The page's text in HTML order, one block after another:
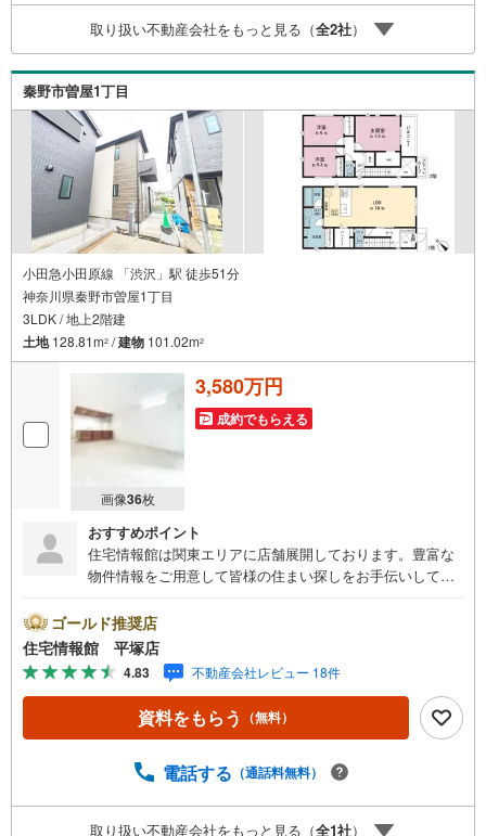
実に努めさせて頂きます。住宅情報館にお越し頂けたら、
物件のご紹介だけではなく、お住まいの疑問、不安、お家
の事ならなんでもご相談いただけます。お客様の要望をお
伺いしながら誠心誠意、全力でサポートさせて頂きます。
お客様一人一人に合わせたライフプランのご提案をさせて
いただきます。お気軽にご相談ください。
取り扱い不動産会社をもっと見る（全2社）
秦野市曽屋1丁目
小田急小田原線 「渋沢」駅 徒歩51分
神奈川県秦野市曽屋1丁目
3LDK / 地上2階建
土地128.81m2 /建物 101.02m2
画像36枚
3,580万円
成約でもらえる
おすすめポイント
住宅情報館は関東エリアに店舗展開しております。豊富な
物件情報をご用意して皆様の住まい探しをお手伝いしてお
さい。【営業時間 10:00～19:00 火曜・水曜（祝日の場
合は営業いたします）】「資料請求」「内覧」のお問い合
わせは上記時間内ですとスムーズにご対応が可能です。ス
タッフ一同お客様のお問合せをお待ちしております。【住
宅ローン相談会】開催中無理のない住宅ローンの試算やご
購入の際にかかる諸費用の概算も行っております。しっか
気軽にご相談ください。お客様第一主義をモット-にお引越
実に努めさせて頂きます。住宅情報館にお越し頂けたら、
ゴールド推奨店
住宅情報館 平塚店
4.83 不動産会社レビュー 18件
資料をもらう （無料）
電話する （通話料無料）
取り扱い不動産会社をもっと見る（全1社）